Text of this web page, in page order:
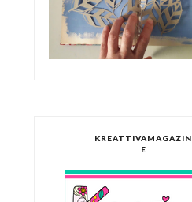
KREATTIVAMAGAZIN
E